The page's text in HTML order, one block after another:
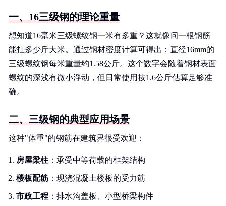
一、16三级钢的理论重量
想知道16毫米三级螺纹钢一米有多重？这就像问一根钢筋
能扛多少斤大米。通过钢材密度计算可得出：直径16mm的
三级螺纹钢每米重量约1.58公斤。这个数字会随着钢材表面
螺纹的深浅有微小浮动，但日常使用按1.6公斤估算足够准
确。
二、三级钢的典型应用场景
这种"体重"的钢筋在建筑界很受欢迎：
房屋梁柱 ：承受中等荷载的框架结构
楼板配筋 ：现浇混凝土楼板的受力筋
市政工程 ：排水沟盖板、小型桥梁构件